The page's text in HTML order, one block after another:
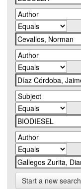
Start a new search